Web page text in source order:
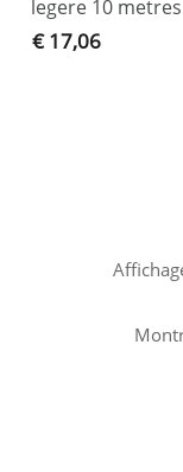
legere 10 metres
€ 17,06